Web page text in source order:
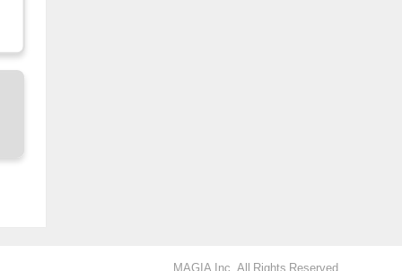
MAGIA Inc. All Rights Reserved.